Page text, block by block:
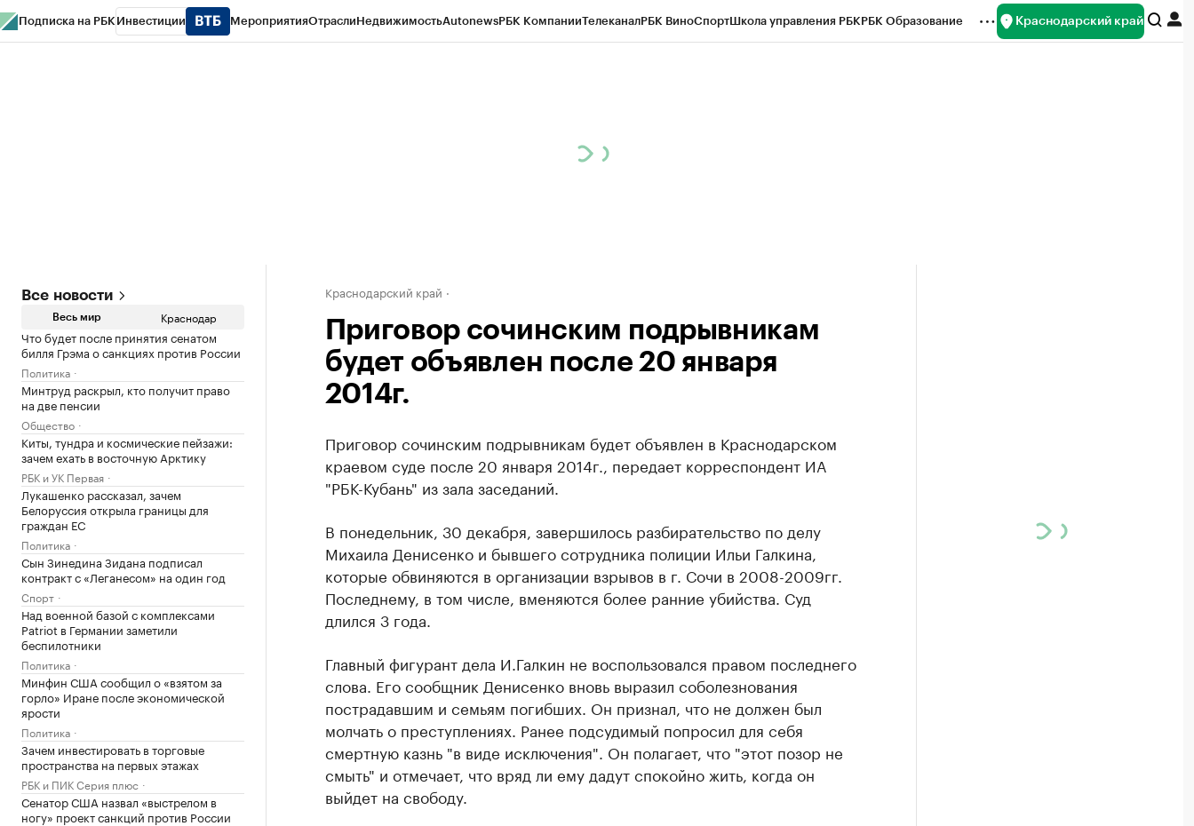
Подписка на РБК Инвестиции МероприятияОтраслиНедвижимостьAutonewsРБК КомпанииТелеканалРБК ВиноСпортШкола управления РБКРБК Образование Краснодарский край
Все новости
Весь мир Краснодар
Что будет после принятия сенатом
билля Грэма о санкциях против России
Политика
Минтруд раскрыл, кто получит право
на две пенсии
Общество
Киты, тундра и космические пейзажи:
зачем ехать в восточную Арктику
РБК и УК Первая
Лукашенко рассказал, зачем
Белоруссия открыла границы для
граждан ЕС
Политика
Сын Зинедина Зидана подписал
контракт с «Леганесом» на один год
Спорт
Над военной базой с комплексами
Patriot в Германии заметили
беспилотники
Политика
Минфин США сообщил о «взятом за
горло» Иране после экономической
ярости
Политика
Зачем инвестировать в торговые
пространства на первых этажах
РБК и ПИК Серия плюс
Сенатор США назвал «выстрелом в
ногу» проект санкций против России
Краснодарский край
Приговор сочинским подрывникам
будет объявлен после 20 января
2014г.
Приговор сочинским подрывникам будет объявлен в Краснодарском
краевом суде после 20 января 2014г., передает корреспондент ИА
"РБК-Кубань" из зала заседаний.
В понедельник, 30 декабря, завершилось разбирательство по делу
Михаила Денисенко и бывшего сотрудника полиции Ильи Галкина,
которые обвиняются в организации взрывов в г. Сочи в 2008-2009гг.
Последнему, в том числе, вменяются более ранние убийства. Суд
длился 3 года.
Главный фигурант дела И.Галкин не воспользовался правом последнего
слова. Его сообщник Денисенко вновь выразил соболезнования
пострадавшим и семьям погибших. Он признал, что не должен был
молчать о преступлениях. Ранее подсудимый попросил для себя
смертную казнь "в виде исключения". Он полагает, что "этот позор не
смыть" и отмечает, что вряд ли ему дадут спокойно жить, когда он
выйдет на свободу.